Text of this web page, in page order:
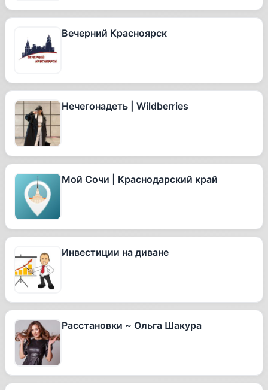
Вечерний Красноярск
Нечегонадеть | Wildberries
Мой Сочи | Краснодарский край
Инвестиции на диване
Расстановки ~ Ольга Шакура